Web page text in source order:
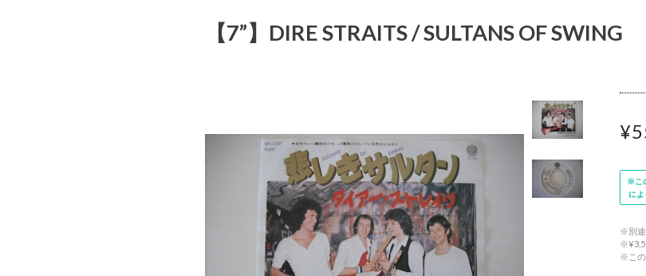
【7”】DIRE STRAITS / SULTANS OF SWING
※こ
に
※別途
※この